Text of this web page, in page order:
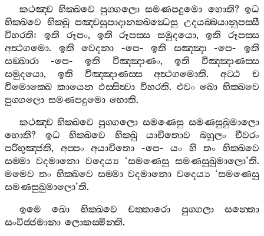
කථඤ‍්ච භික‍්ඛවෙ පුග‍්ගලො සමණපදුමො හොති?ඉධ
භික‍්ඛවෙ භික‍්ඛු පඤ‍්චසුපාදානක‍්ඛන්‍ධෙසු උදයබ‍්බයානුපස‍්සී
විහරති: ඉති රූපං, ඉති රූපස‍්ස සමුදයො,ඉති
රූපස‍්ස
අත්‍ථගමො. ඉති වෙදනා -පෙ-ඉති සඤ‍්ඤා -පෙ-ඉති
සඞ‍්ඛාරා -පෙ-ඉති විඤ‍්ඤාණං, ඉති
විඤ‍්ඤාණස‍්ස
සමුදයො, ඉති විඤ‍්ඤාණස‍්ස අත්‍ථගමොති.අට‍්ඨ
ච
විමොක‍්ඛෙ කායෙන ඵස‍්සිත්‍වා විහරති. එවං ඛො භික‍්ඛවෙ
පුග‍්ගලො සමණපදුමො හොති.
කථඤ‍්ච භික‍්ඛවෙ පුග‍්ගලො සමණෙසු සමණසුඛුමාලො
හොති? ඉධ භික‍්ඛවෙ භික‍්ඛු යාචිතොව බහුලං
චීවරං
පරිභුඤ‍්ජති, අප‍්පං අයාචිතො -පෙ-යං හි තං
භික‍්ඛවෙ
සම‍්මා වදමානො වදෙය්‍ය ‘සමණෙසු සමණසුඛුමාලො’ති.
මමෙව තං භික‍්ඛවෙ සම‍්මා වදමානො වදෙය්‍ය ‘සමණෙසු
සමණසුඛුමාලො’ති.
ඉමෙ
ඛො භික‍්ඛවෙ චත‍්තාරො පුග‍්ගලා
සන‍්තො
සංවිජ‍්ජමානා ලොකස‍්මින‍්ති.